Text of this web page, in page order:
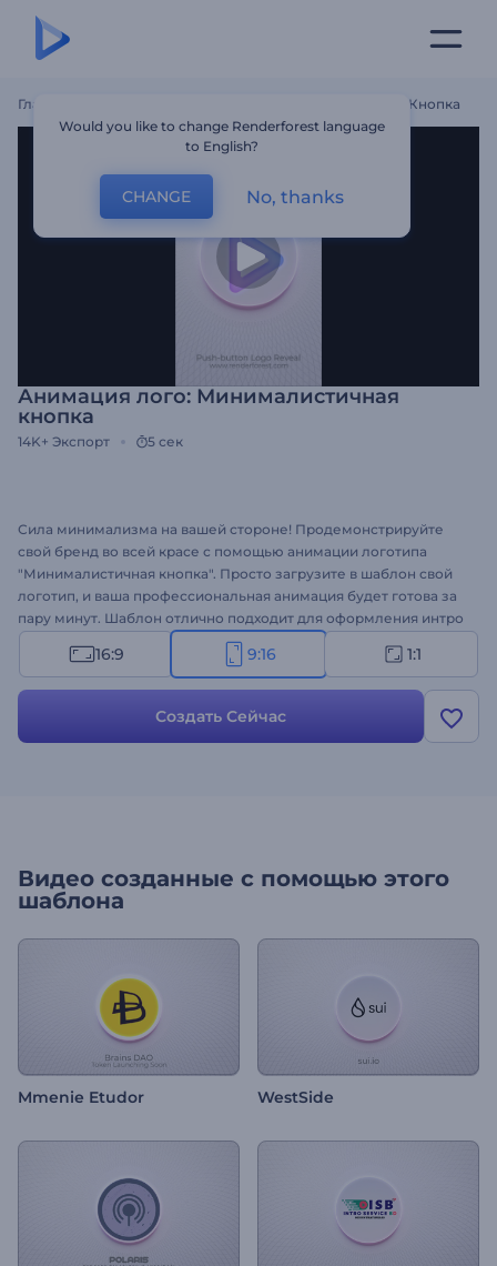
Главная Анимация Лого: Минималистичная Кнопка
Анимация лого: Минималистичная
кнопка
14K+ Экспорт 5 сек
Сила минимализма на вашей стороне! Продемонстрируйте
свой бренд во всей красе с помощью анимации логотипа
"Минималистичная кнопка". Просто загрузите в шаблон свой
логотип, и ваша профессиональная анимация будет готова за
пару минут. Шаблон отлично подходит для оформления интро
для YouTube-каналов, рекламы на ТВ, видеозаставок к
презентациям, корпоративных презентаций и других
16:9 9:16 1:1
Создать Сейчас
Видео созданные с помощью этого
шаблона
Mmenie Etudor WestSide
Would you like to change Renderforest language
to English?
CHANGE No, thanks